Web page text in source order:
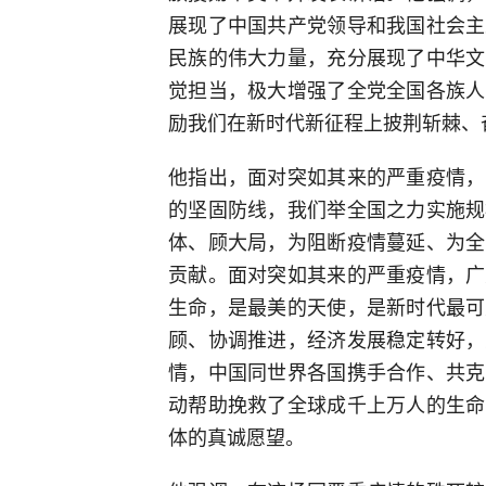
展现了中国共产党领导和我国社会
民族的伟大力量，充分展现了中华
觉担当，极大增强了全党全国各族
励我们在新时代新征程上披荆斩棘
他指出，面对突如其来的严重疫情
的坚固防线，我们举全国之力实施
体、顾大局，为阻断疫情蔓延、为
贡献。面对突如其来的严重疫情，
生命，是最美的天使，是新时代最
顾、协调推进，经济发展稳定转好
情，中国同世界各国携手合作、共
动帮助挽救了全球成千上万人的生
体的真诚愿望。